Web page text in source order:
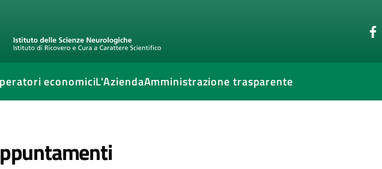
economiciL'AziendaAmministrazione trasparente